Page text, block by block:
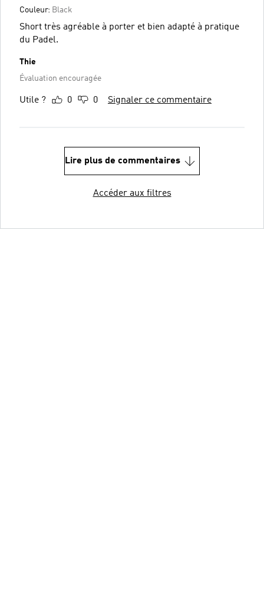
Couleur: Black
Short très agréable à porter et bien adapté à pratique
du Padel.
Thie
Évaluation encouragée
Utile ? 0 0 Signaler ce commentaire
Lire plus de commentaires
Accéder aux filtres